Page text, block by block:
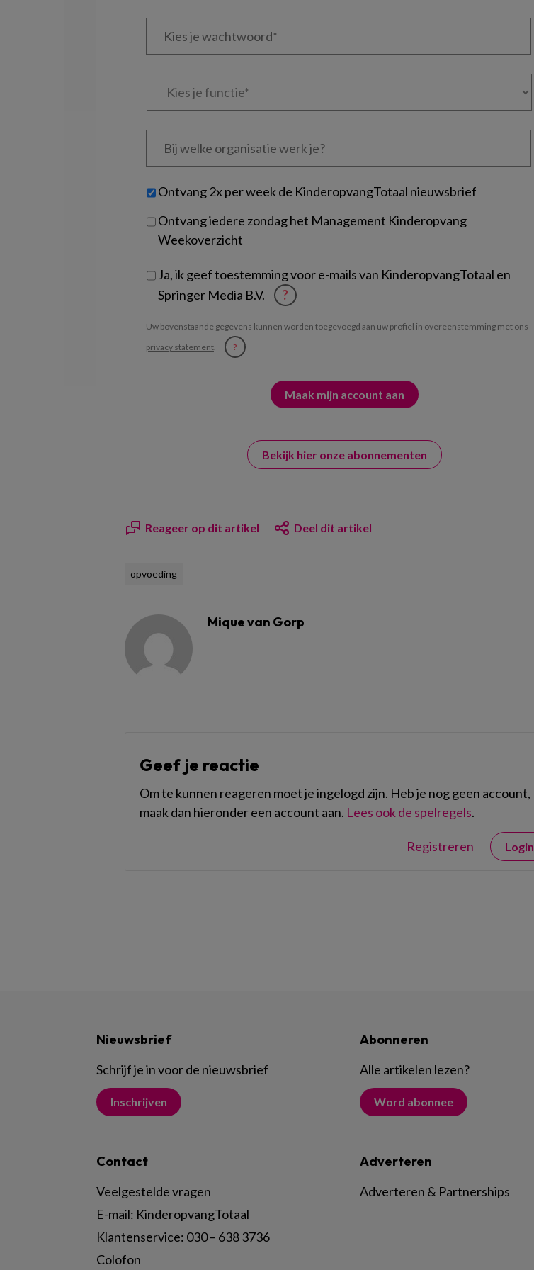
Kies
Kies
Bij
welke
je?
Untitled
Ontvang 2x per week de KinderopvangTotaal nieuwsbrief
Ontvang iedere zondag het Management Kinderopvang
Weekoverzicht
Ja, ik geef toestemming voor e-mails van KinderopvangTotaal en
Springer Media B.V.
?
Uw bovenstaande gegevens kunnen worden toegevoegd aan uw profiel in overeenstemming met ons
privacy statement. ?
Bekijk hier onze abonnementen
Reageer op dit artikel Deel dit artikel
opvoeding
Mique van Gorp
Geef je reactie
Om te kunnen reageren moet je ingelogd zijn. Heb je nog geen account,
maak dan hieronder een account aan. Lees ook de spelregels.
Registreren Login
Nieuwsbrief
Schrijf je in voor de nieuwsbrief
Inschrijven
Abonneren
Alle artikelen lezen?
Word abonnee
Contact
Veelgestelde vragen
E-mail: KinderopvangTotaal
Klantenservice: 030 – 638 3736
Colofon
Adverteren
Adverteren & Partnerships